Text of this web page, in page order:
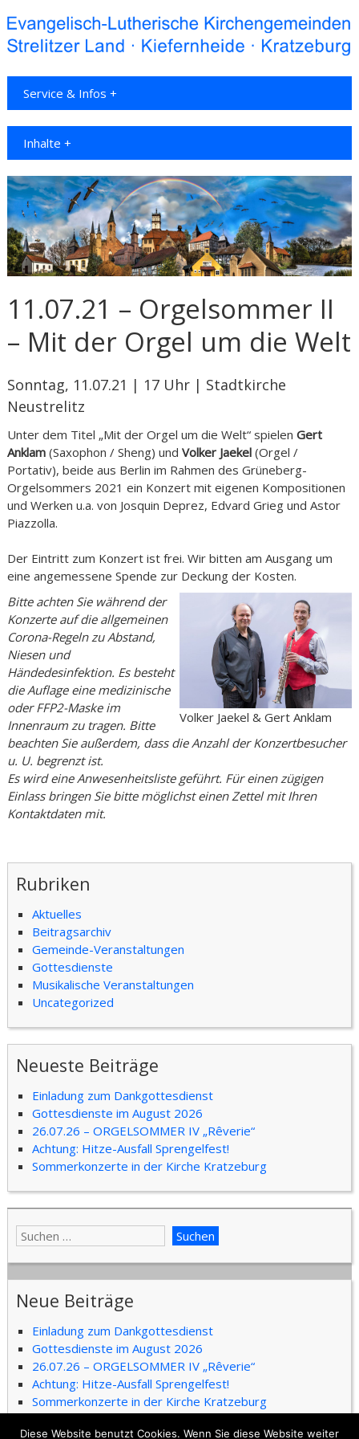
Service & Infos +
Inhalte +
11.07.21 – Orgelsommer II
– Mit der Orgel um die Welt
Sonntag, 11.07.21 | 17 Uhr | Stadtkirche
Neustrelitz
Unter dem Titel „Mit der Orgel um die Welt“ spielen Gert
Anklam (Saxophon / Sheng) und Volker Jaekel (Orgel /
Portativ), beide aus Berlin im Rahmen des Grüneberg-
Orgelsommers 2021 ein Konzert mit eigenen Kompositionen
und Werken u.a. von Josquin Deprez, Edvard Grieg und Astor
Piazzolla.
Der Eintritt zum Konzert ist frei. Wir bitten am Ausgang um
eine angemessene Spende zur Deckung der Kosten.
Volker Jaekel & Gert Anklam
Bitte achten Sie während der
Konzerte auf die allgemeinen
Corona-Regeln zu Abstand,
Niesen und
Händedesinfektion. Es besteht
die Auflage eine medizinische
oder FFP2-Maske im
Innenraum zu tragen. Bitte
beachten Sie außerdem, dass die Anzahl der Konzertbesucher
u. U. begrenzt ist.
Es wird eine Anwesenheitsliste geführt. Für einen zügigen
Einlass bringen Sie bitte möglichst einen Zettel mit Ihren
Kontaktdaten mit.
Rubriken
Aktuelles
Beitragsarchiv
Gemeinde-Veranstaltungen
Gottesdienste
Musikalische Veranstaltungen
Uncategorized
Neueste Beiträge
Einladung zum Dankgottesdienst
Gottesdienste im August 2026
26.07.26 – ORGELSOMMER IV „Rêverie“
Achtung: Hitze-Ausfall Sprengelfest!
Sommerkonzerte in der Kirche Kratzeburg
Neue Beiträge
Einladung zum Dankgottesdienst
Gottesdienste im August 2026
26.07.26 – ORGELSOMMER IV „Rêverie“
Achtung: Hitze-Ausfall Sprengelfest!
Sommerkonzerte in der Kirche Kratzeburg
Diese Website benutzt Cookies. Wenn Sie diese Website weiter